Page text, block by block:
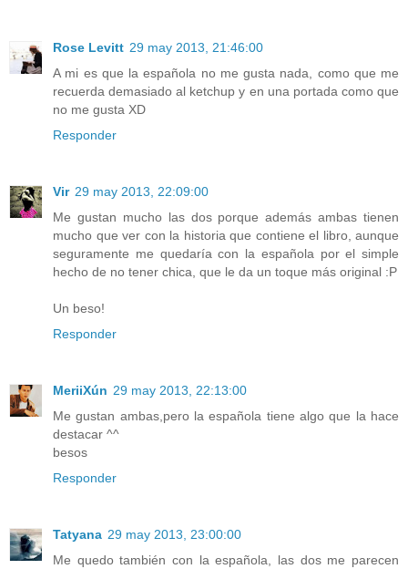
Rose Levitt 29 may 2013, 21:46:00
A mi es que la española no me gusta nada, como que me
recuerda demasiado al ketchup y en una portada como que
no me gusta XD
Responder
Vir 29 may 2013, 22:09:00
Me gustan mucho las dos porque además ambas tienen
mucho que ver con la historia que contiene el libro, aunque
seguramente me quedaría con la española por el simple
hecho de no tener chica, que le da un toque más original :P
Un beso!
Responder
MeriiXún 29 may 2013, 22:13:00
Me gustan ambas,pero la española tiene algo que la hace
destacar ^^
besos
Responder
Tatyana 29 may 2013, 23:00:00
Me quedo también con la española, las dos me parecen